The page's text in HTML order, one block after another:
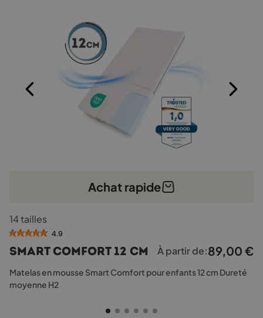
Achat rapide
produit
a
plusieurs
variations.
Les
options
14 tailles
4.9
Smart Comfort 12 cm À partir de:89,00 €
Matelas en mousse Smart Comfort pour enfants 12 cm Dureté
moyenne H2